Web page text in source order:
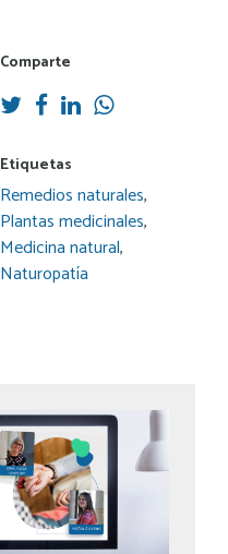
Comparte
Etiquetas
Remedios naturales,
Plantas medicinales,
Medicina natural,
Naturopatía